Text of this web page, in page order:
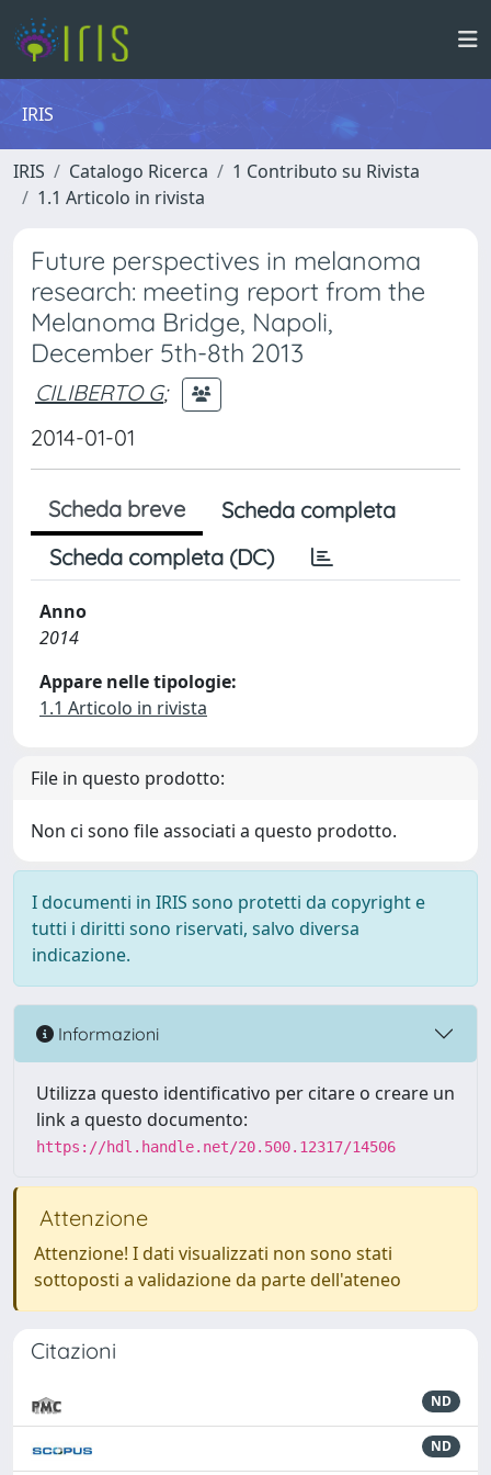
IRIS
IRIS Catalogo Ricerca
1 Contributo su Rivista
1.1 Articolo in rivista
Future perspectives in melanoma
research: meeting report from the
Melanoma Bridge, Napoli,
December 5th-8th 2013
CILIBERTO G;
2014-01-01
Scheda breve
Scheda completa
Scheda completa (DC)
Anno
2014
Appare nelle tipologie:
1.1 Articolo in rivista
File in questo prodotto:
Non ci sono file associati a questo prodotto.
I documenti in IRIS sono protetti da copyright e
tutti i diritti sono riservati, salvo diversa
indicazione.
Informazioni
Utilizza questo identificativo per citare o creare un
link a questo documento:
https://hdl.handle.net/20.500.12317/14506
Attenzione
Attenzione! I dati visualizzati non sono stati
sottoposti a validazione da parte dell'ateneo
Citazioni
ND
ND